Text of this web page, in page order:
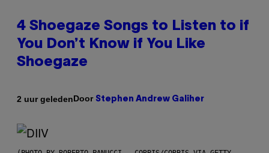
4 Shoegaze Songs to Listen to if
You Don’t Know if You Like
Shoegaze
2 uur geledenDoor Stephen Andrew Galiher